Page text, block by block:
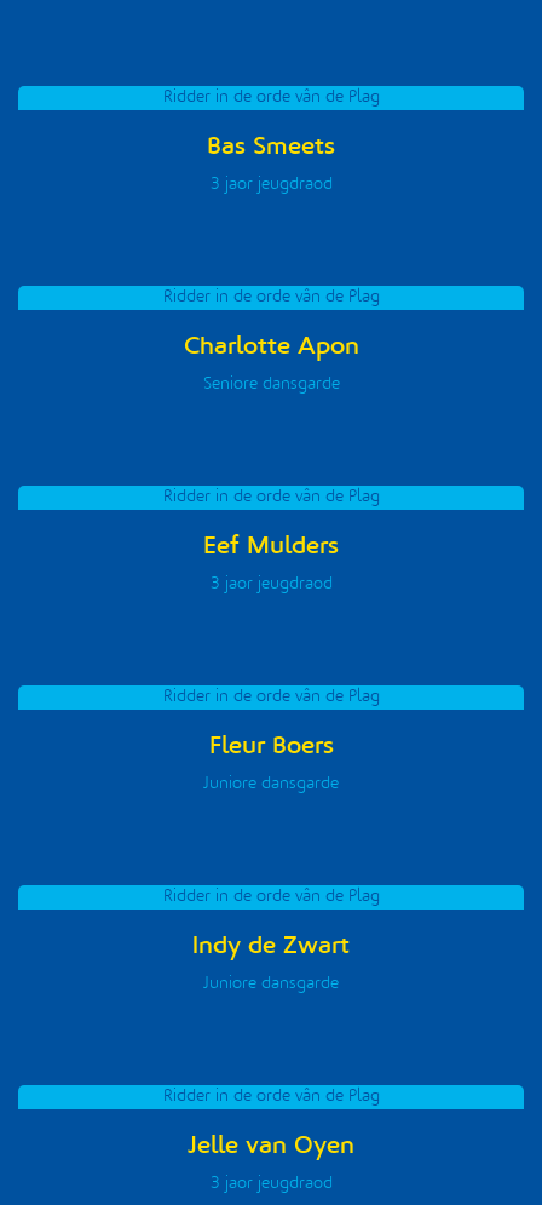
Ridder in de orde vân de Plag
Bas Smeets
3 jaor jeugdraod
Ridder in de orde vân de Plag
Charlotte Apon
Seniore dansgarde
Ridder in de orde vân de Plag
Eef Mulders
3 jaor jeugdraod
Ridder in de orde vân de Plag
Fleur Boers
Juniore dansgarde
Ridder in de orde vân de Plag
Indy de Zwart
Juniore dansgarde
Ridder in de orde vân de Plag
Jelle van Oyen
3 jaor jeugdraod